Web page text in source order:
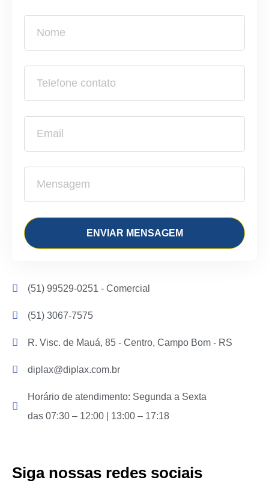
ENVIAR MENSAGEM
(51) 99529-0251 - Comercial
(51) 3067-7575
R. Visc. de Mauá, 85 - Centro, Campo Bom - RS
diplax@diplax.com.br
Horário de atendimento: Segunda a Sexta
das 07:30 – 12:00 | 13:00 – 17:18
Siga nossas redes sociais